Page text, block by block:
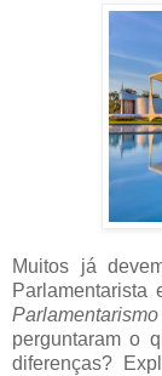
Muitos já
Parlamentarista
Parlamentarismo
perguntaram o
diferenças?